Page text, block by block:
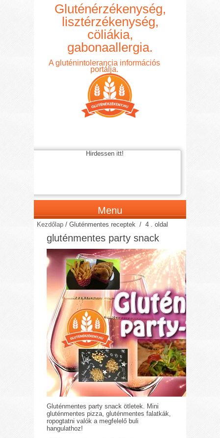
Gluténérzékenység,
lisztérzékenység,
cöliákia,
gabonaallergia.
A gluténintolerancia információs
portálja.
Hirdessen itt!
Menu
Kezdőlap /Gluténmentes receptek / 4 . oldal
gluténmentes party snack
Gluténmentes party snack ötletek. Mini
gluténmentes pizza, gluténmentes falatkák,
ropogtatni valók a megfelelő buli
hangulathoz!